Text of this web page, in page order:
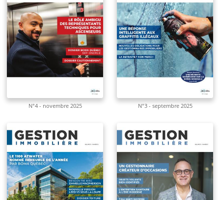
N°4 - novembre 2025 N°3 - septembre 2025